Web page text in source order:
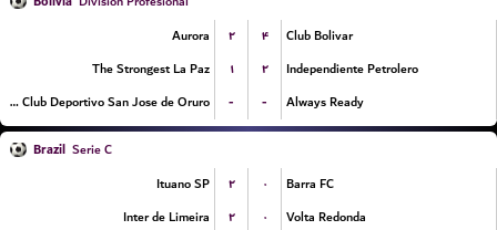
Aurora
۲ ۴
Club Bolivar
The Strongest La Paz
۱ ۲
Independiente Petrolero
GV Club Deportivo San Jose de Oruro
- - Always Ready
Brazil Serie C
Ituano SP
۲ ۰
Barra FC
Inter de Limeira
۲ ۰
Volta Redonda